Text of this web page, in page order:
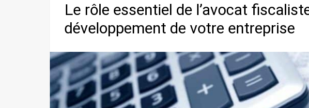
Le rôle essentiel de l’avocat
développement de votre entreprise